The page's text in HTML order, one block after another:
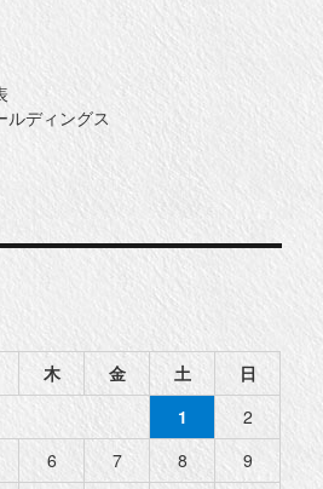
ルディングス
木 金 土
日
1
2
6 7 8
9